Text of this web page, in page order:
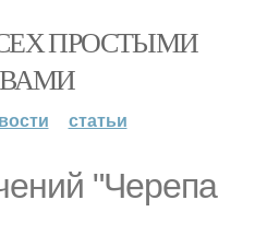
ПРОСТЫМИ
статьи
"Черепа